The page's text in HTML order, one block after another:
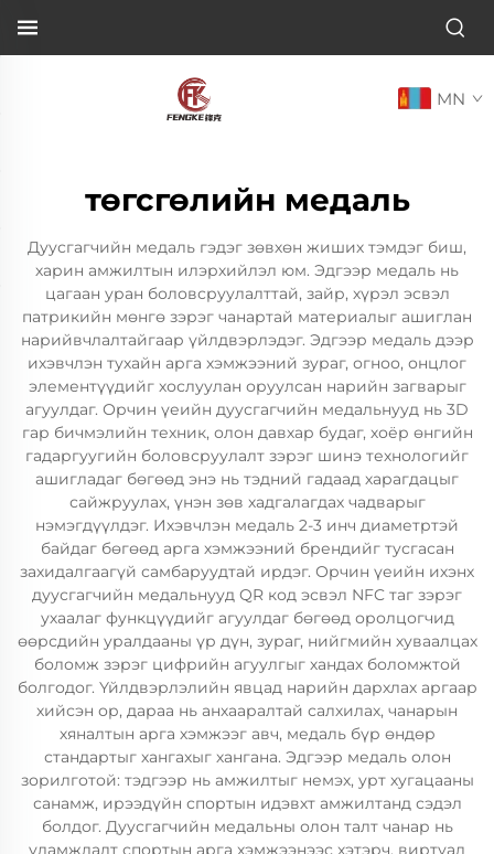
MN
төгсгөлийн медаль
Дуусгагчийн медаль гэдэг зөвхөн жиших тэмдэг биш,
харин амжилтын илэрхийлэл юм. Эдгээр медаль нь
цагаан уран боловсруулалттай, зайр, хүрэл эсвэл
патрикийн мөнгө зэрэг чанартай материалыг ашиглан
нарийвчлалтайгаар үйлдвэрлэдэг. Эдгээр медаль дээр
ихэвчлэн тухайн арга хэмжээний зураг, огноо, онцлог
элементүүдийг хослуулан оруулсан нарийн загварыг
агуулдаг. Орчин үеийн дуусгагчийн медальнууд нь 3D
гар бичмэлийн техник, олон давхар будаг, хоёр өнгийн
гадаргуугийн боловсруулалт зэрэг шинэ технологийг
ашигладаг бөгөөд энэ нь тэдний гадаад харагдацыг
сайжруулах, үнэн зөв хадгалагдах чадварыг
нэмэгдүүлдэг. Ихэвчлэн медаль 2-3 инч диаметртэй
байдаг бөгөөд арга хэмжээний брендийг тусгасан
захидалгаагүй самбаруудтай ирдэг. Орчин үеийн ихэнх
дуусгагчийн медальнууд QR код эсвэл NFC таг зэрэг
ухаалаг функцүүдийг агуулдаг бөгөөд оролцогчид
өөрсдийн уралдааны үр дүн, зураг, нийгмийн хуваалцах
боломж зэрэг цифрийн агуулгыг хандах боломжтой
болгодог. Үйлдвэрлэлийн явцад нарийн дархлах аргаар
хийсэн ор, дараа нь анхааралтай салхилах, чанарын
хяналтын арга хэмжээг авч, медаль бүр өндөр
стандартыг хангахыг хангана. Эдгээр медаль олон
зорилготой: тэдгээр нь амжилтыг немэх, урт хугацааны
санамж, ирээдүйн спортын идэвхт амжилтанд сэдэл
болдог. Дуусгагчийн медальны олон талт чанар нь
уламжлалт спортын арга хэмжээнээс хэтэрч, виртуал